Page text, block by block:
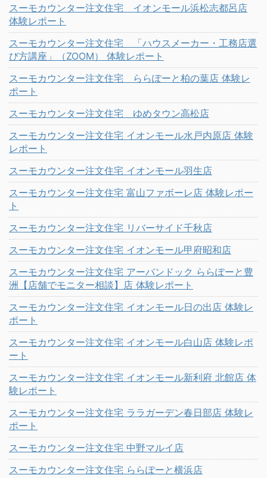
スーモカウンター注文住宅 イオンモール浜松志都呂店
体験レポート
スーモカウンター注文住宅 「ハウスメーカー・工務店選
び方講座」（ZOOM） 体験レポート
スーモカウンター注文住宅 ららぽーと柏の葉店 体験レ
ポート
スーモカウンター注文住宅 ゆめタウン高松店
スーモカウンター注文住宅 イオンモール水戸内原店 体験
レポート
スーモカウンター注文住宅 イオンモール羽生店
スーモカウンター注文住宅 富山ファボーレ店 体験レポー
ト
スーモカウンター注文住宅 リバーサイド千秋店
スーモカウンター注文住宅 イオンモール甲府昭和店
スーモカウンター注文住宅 アーバンドック ららぽーと豊
洲【店舗でモニター相談】店 体験レポート
スーモカウンター注文住宅 イオンモール日の出店 体験レ
ポート
スーモカウンター注文住宅 イオンモール白山店 体験レポ
ート
スーモカウンター注文住宅 イオンモール新利府 北館店 体
験レポート
スーモカウンター注文住宅 ララガーデン春日部店 体験レ
ポート
スーモカウンター注文住宅 中野マルイ店
スーモカウンター注文住宅 ららぽーと横浜店